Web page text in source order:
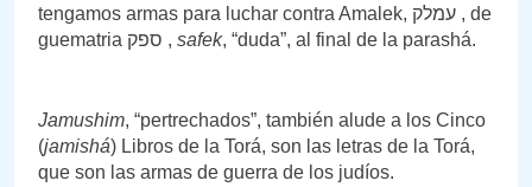
tengamos armas para luchar contra Amalek, עמלק , de
guematria ספק , safek, “duda”, al final de la parashá.
Jamushim, “pertrechados”, también alude a los Cinco
(jamishá) Libros de la Torá, son las letras de la Torá,
que son las armas de guerra de los judíos.